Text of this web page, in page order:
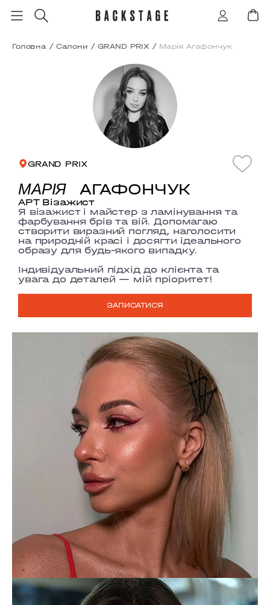
Головна / Салони / GRAND PRIX / Марія Агафончук
GRAND PRIX
МАРІЯ АГАФОНЧУК
АРТ Візажист
Я візажист і майстер з ламінування та
фарбування брів та вій. Допомагаю
створити виразний погляд, наголосити
на природній красі і досягти ідеального
образу для будь-якого випадку.
Індивідуальний підхід до клієнта та
увага до деталей — мій пріоритет!
ЗАПИСАТИСЯ